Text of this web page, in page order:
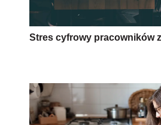
Stres cyfrowy pracowników